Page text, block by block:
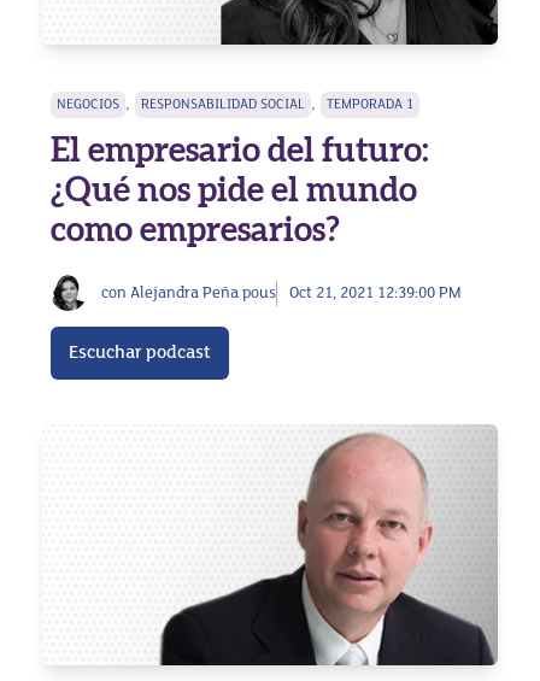
NEGOCIOS , RESPONSABILIDAD SOCIAL , TEMPORADA 1
El empresario del futuro:
¿Qué nos pide el mundo
como empresarios?
con Alejandra Peña pous Oct 21, 2021 12:39:00 PM
Escuchar podcast